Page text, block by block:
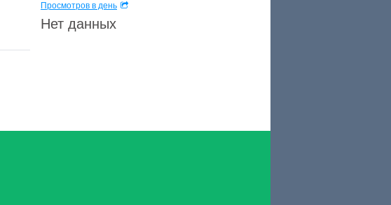
Просмотров в день
Нет данных